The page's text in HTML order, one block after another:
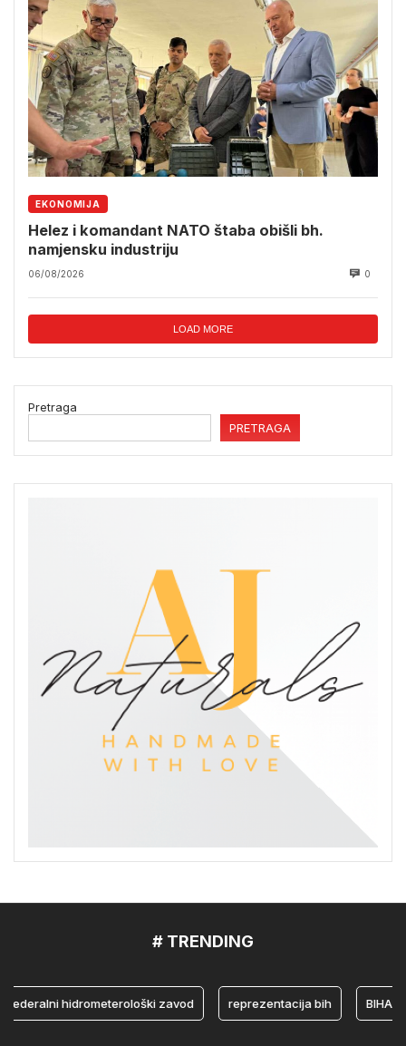
EKONOMIJA
Helez i komandant NATO štaba obišli bh.
namjensku industriju
06/08/2026 0
LOAD MORE
Pretraga
PRETRAGA
# TRENDING
hidrometerološki zavod reprezentacija bih BIHAMK